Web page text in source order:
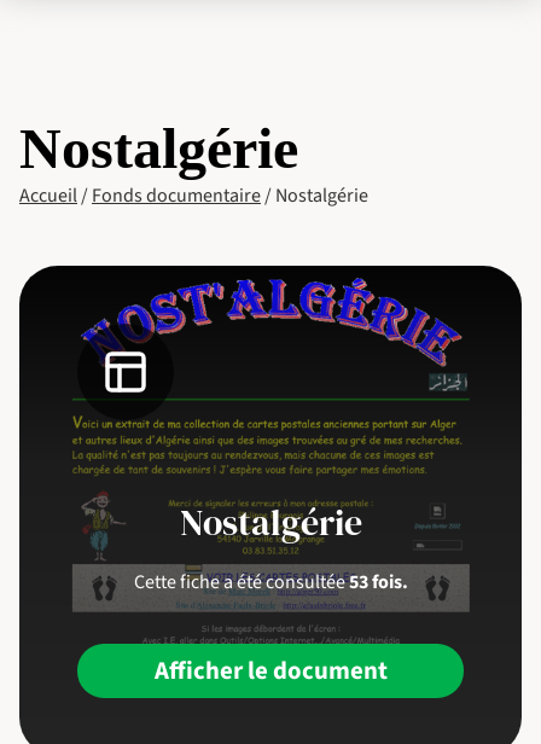
Nostalgérie
Accueil/Fonds documentaire/Nostalgérie
Nostalgérie
Cette fiche a été consultée53 fois.
Afficher le document